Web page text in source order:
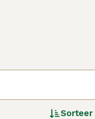
Sorteer